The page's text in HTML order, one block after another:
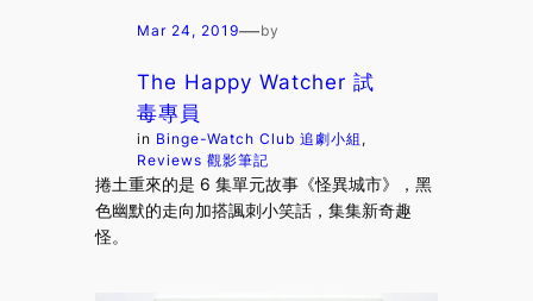
Mar 24, 2019—by
The Happy Watcher 試
毒專員
in Binge-Watch Club 追劇小組
Reviews 觀影筆記
捲土重來的是 6 集單元故事《怪異城市》，黑
色幽默的走向加搭諷刺小笑話，集集新奇趣
怪。